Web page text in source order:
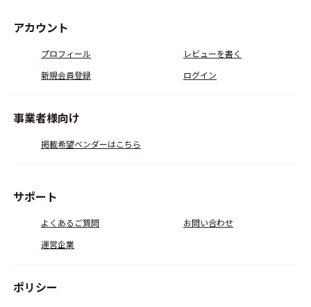
アカウント
プロフィール
レビューを書く
新規会員登録
ログイン
事業者様向け
掲載希望ベンダーはこちら
サポート
よくあるご質問
お問い合わせ
運営企業
ポリシー